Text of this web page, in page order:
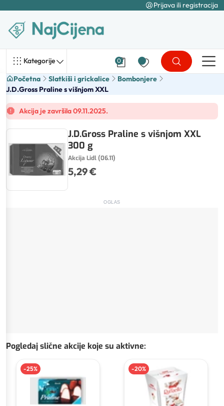
Prijava ili registracija
Kategorije 0
Početna Slatkiši i grickalice
Bombonjere
J.D.Gross Praline s višnjom XXL
Akcija je završila 09.11.2025.
J.D.Gross Praline s višnjom XXL
300 g
Akcija Lidl (06.11)
5,29 €
OGLAS
Pogledaj slične akcije koje su aktivne:
-25% -20%